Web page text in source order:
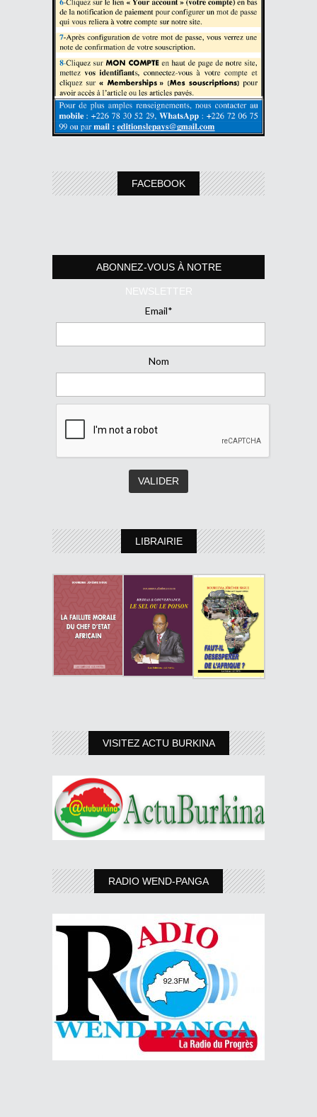
FACEBOOK
ABONNEZ-VOUS À NOTRE
NEWSLETTER
Email*
Nom
LIBRAIRIE
VISITEZ ACTU BURKINA
RADIO WEND-PANGA